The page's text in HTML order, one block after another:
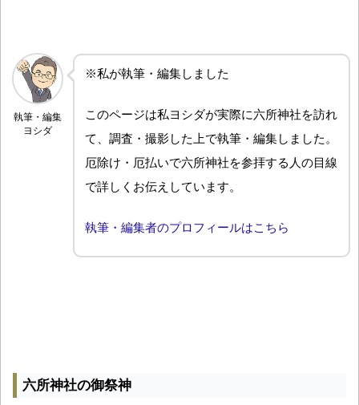
執筆・編集
ヨシダ
※私が執筆・編集しました
このページは私ヨシダが実際に六所神社を訪れ
て、調査・撮影した上で執筆・編集しました。
厄除け・厄払いで六所神社を参拝する人の目線
で詳しくお伝えしています。
執筆・編集者のプロフィールはこちら
六所神社の御祭神